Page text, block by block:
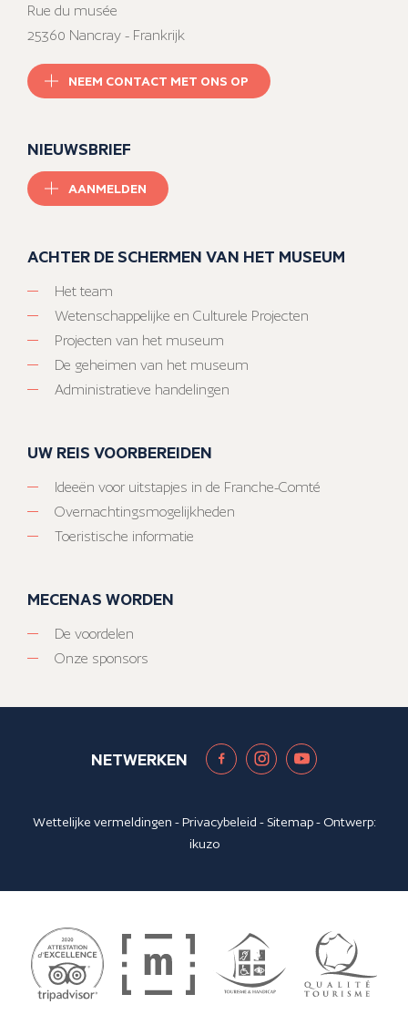
Rue du musée
25360 Nancray - Frankrijk
NEEM CONTACT MET ONS OP
NIEUWSBRIEF
AANMELDEN
ACHTER DE SCHERMEN VAN HET MUSEUM
Het team
Wetenschappelijke en Culturele Projecten
Projecten van het museum
De geheimen van het museum
Administratieve handelingen
UW REIS VOORBEREIDEN
Ideeën voor uitstapjes in de Franche-Comté
Overnachtingsmogelijkheden
Toeristische informatie
MECENAS WORDEN
De voordelen
Onze sponsors
NETWERKEN
Wettelijke vermeldingen -Privacybeleid - Sitemap- Ontwerp:
ikuzo